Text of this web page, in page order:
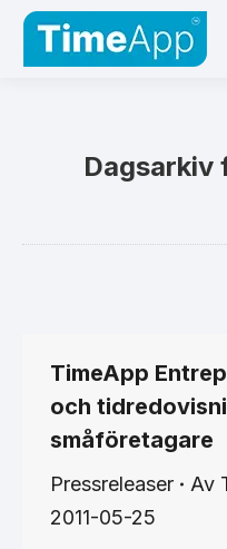
Dagsarkiv
TimeApp
och
småföretagare
Pressreleaser Av
2011-05-25